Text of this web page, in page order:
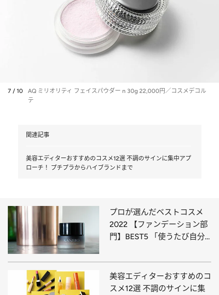
7 / 10
AQ ミリオリティ フェイスパウダー n 30g 22,000円／コスメデコル
テ
関連記事
美容エディターおすすめのコスメ12選 不調のサインに集中アプ
ローチ！ プチプラからハイブランドまで
プロが選んだベストコスメ
2022 【ファンデーション部
門】BEST5 「使うたび自分
美容エディターおすすめのコ
スメ12選 不調のサインに集